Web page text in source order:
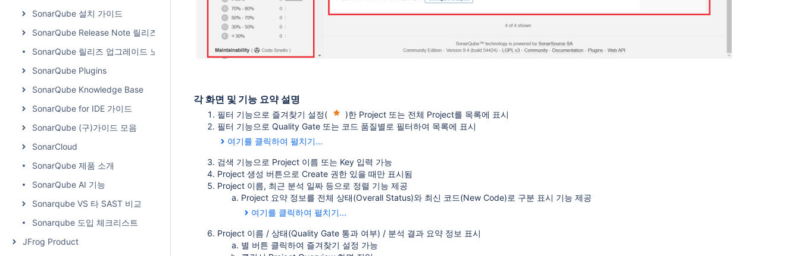
SonarQube 설치 가이드
SonarQube Release Note 릴리즈 노트
SonarQube 릴리즈 업그레이드 노트
SonarQube Plugins
SonarQube Knowledge Base
SonarQube for IDE 가이드
SonarQube (구)가이드 모음
SonarCloud
SonarQube 제품 소개
SonarQube AI 기능
Sonarqube VS 타 SAST 비교
Sonarqube 도입 체크리스트
JFrog Product
각 화면 및 기능 요약 설명
필터 기능으로 즐겨찾기 설정(
)한 Project 또는 전체 Project를 목록에 표시
필터 기능으로 Quality Gate 또는 코드 품질별로 필터하여 목록에 표시
여기를 클릭하여 펼치기...
검색 기능으로 Project 이름 또는 Key 입력 가능
Project 생성 버튼으로 Create 권한 있을 때만 표시됨
Project 이름, 최근 분석 일짜 등으로 정렬 기능 제공
Project 요약 정보를 전체 상태(Overall Status)와 최신 코드(New Code)로 구분 표시 기능 제공
여기를 클릭하여 펼치기...
Project 이름 / 상태(Quality Gate 통과 여부) / 분석 결과 요약 정보 표시
별 버튼 클릭하여 즐겨찾기 설정 가능